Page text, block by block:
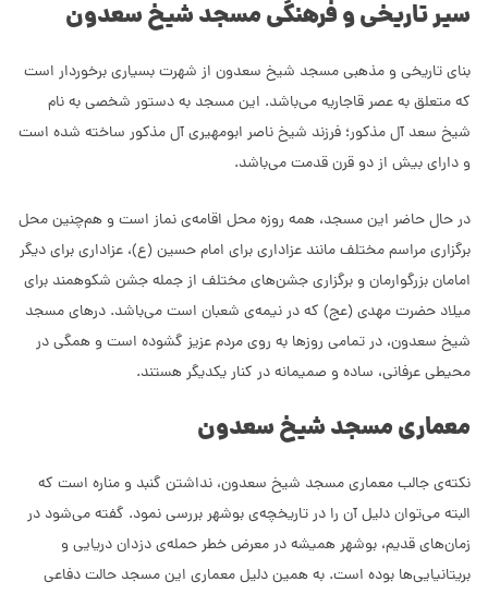
سیر تاریخی و فرهنگی مسجد شیخ سعدون
بنای تاریخی و مذهبی مسجد شیخ سعدون از شهرت بسیاری برخوردار است
که متعلق به عصر قاجاریه می‌باشد. این مسجد به دستور شخصی به نام
شیخ سعد آل مذکور؛ فرزند شیخ ناصر ابومهیری آل مذکور ساخته شده است
و دارای بیش از دو قرن قدمت می‌باشد.
در حال حاضر این مسجد، همه روزه محل اقامه‌ی نماز است و هم‌چنین محل
برگزاری مراسم مختلف مانند عزاداری برای امام حسین (ع)، عزاداری برای دیگر
امامان بزرگوارمان و برگزاری جشن‌های مختلف از جمله جشن شکوهمند برای
میلاد حضرت مهدی (عج) که در نیمه‌ی شعبان است می‌باشد. درهای مسجد
شیخ سعدون،‌ در تمامی روزها به روی مردم عزیز گشوده است و همگی در
محیطی عرفانی، ساده و صمیمانه در کنار یکدیگر هستند.
معماری مسجد شیخ سعدون
نکته‌ی جالب معماری مسجد شیخ سعدون، نداشتن گنبد و مناره است که
البته می‌توان دلیل آن را در تاریخچه‌ی بوشهر بررسی نمود. گفته می‌شود در
زمان‌های قدیم، بوشهر همیشه در معرض خطر حمله‌ی دزدان دریایی و
بریتانیایی‌ها بوده است. به همین دلیل معماری این مسجد حالت دفاعی